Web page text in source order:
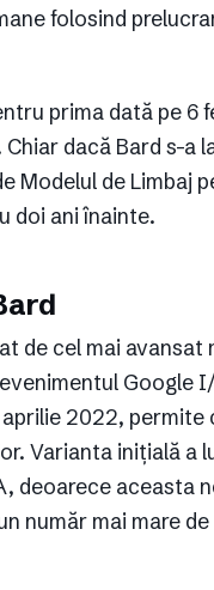
folosind
prima dată pe
Chiar dacă Bard s-
Modelul de Limbaj
doi ani înainte.
de cel mai avansat
Google
2022,
Varianta inițială a
deoarece aceasta
număr mai mare